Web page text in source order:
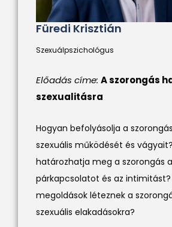
Füredi Krisztián
Szexuálpszichológus
Előadás címe: A szorongás
szexualitásra
Hogyan befolyásolja a
szexuális működését és
határozhatja meg a szorongás a
párkapcsolatot és az intimitást?
megoldások léteznek a
szexuális elakadásokra?